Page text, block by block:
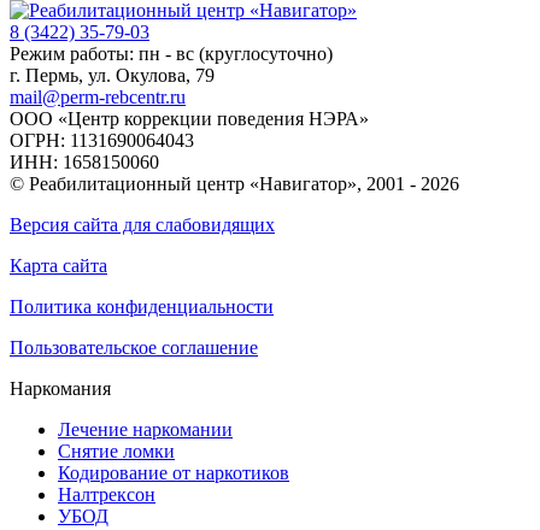
8 (3422) 35-79-03
Режим работы: пн - вс (круглосуточно)
г. Пермь, ул. Окулова, 79
mail@perm-rebcentr.ru
ООО «Центр коррекции поведения НЭРА»
ОГРН: 1131690064043
ИНН: 1658150060
© Реабилитационный центр «Навигатор», 2001 - 2026
Версия сайта для слабовидящих
Карта сайта
Политика конфиденциальности
Пользовательское соглашение
Наркомания
Лечение наркомании
Снятие ломки
Кодирование от наркотиков
Налтрексон
УБОД